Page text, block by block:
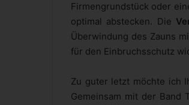
Firmengrundstück oder
optimal abstecken. Die
Überwindung des Zauns
für den Einbruchsschutz
Zu guter letzt möchte ich
Gemeinsam mit der Band